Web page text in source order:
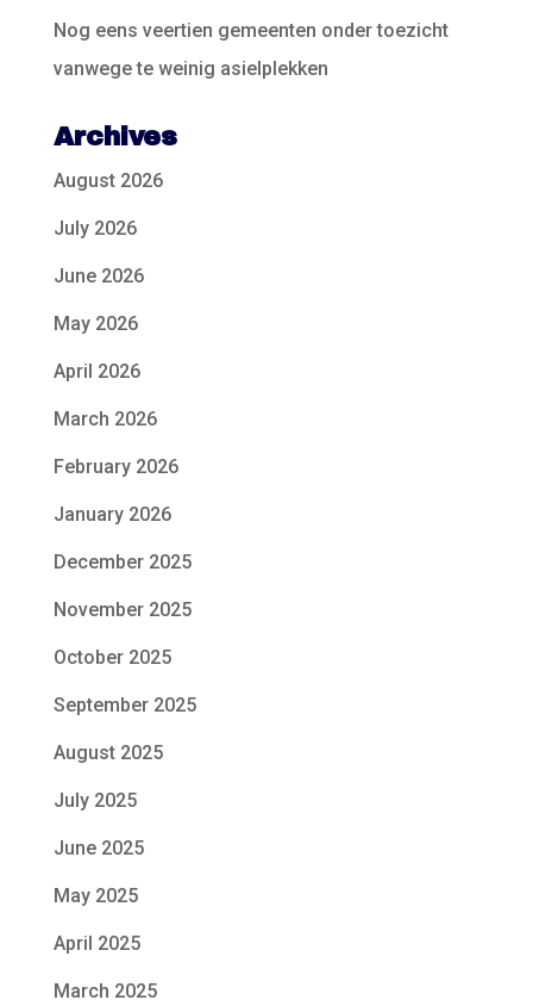
Nog eens veertien gemeenten onder toezicht
vanwege te weinig asielplekken
Archives
August 2026
July 2026
June 2026
May 2026
April 2026
March 2026
February 2026
January 2026
December 2025
November 2025
October 2025
September 2025
August 2025
July 2025
June 2025
May 2025
April 2025
March 2025